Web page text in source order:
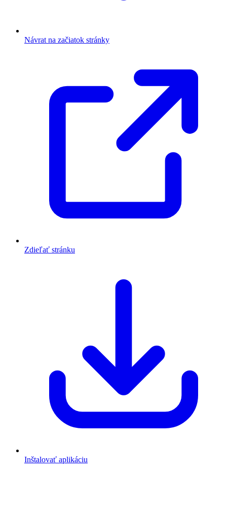
Návrat na začiatok stránky
Zdieľať stránku
Inštalovať aplikáciu